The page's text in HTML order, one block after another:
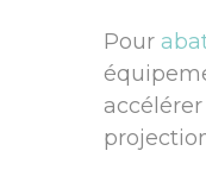
Pour